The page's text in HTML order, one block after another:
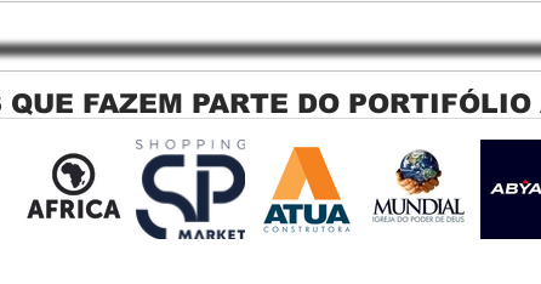
Persiana Rolo Tela Solar: O
Segredo para uma Sacada
Perfeita no Link Sapopemba!
QUE FAZEM PARTE DO